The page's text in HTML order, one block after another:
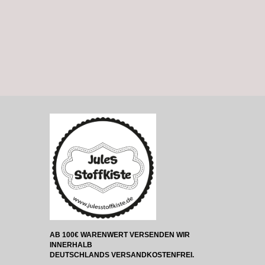
AB 100€ WARENWERT VERSENDEN WIR
INNERHALB
DEUTSCHLANDS VERSANDKOSTENFREI.